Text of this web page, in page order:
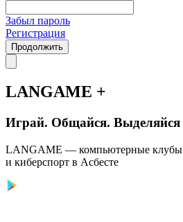
Забыл пароль
Регистрация
Продолжить
LANGAME +
Играй. Общайся. Выделяйся
LANGAME — компьютерные клубы
и киберспорт в Асбесте